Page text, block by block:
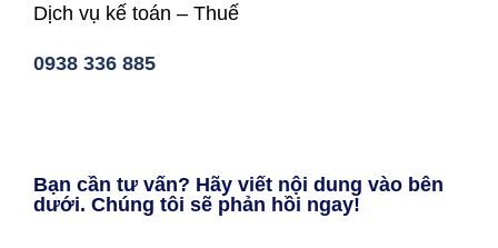
Dịch vụ kế toán – Thuế
0938 336 885
Bạn cần tư vấn? Hãy viết nội dung vào bên
dưới. Chúng tôi sẽ phản hồi ngay!